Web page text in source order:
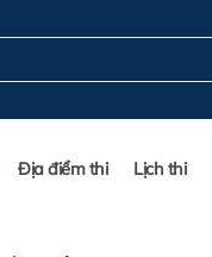
Địa điểm thi Lịch thi